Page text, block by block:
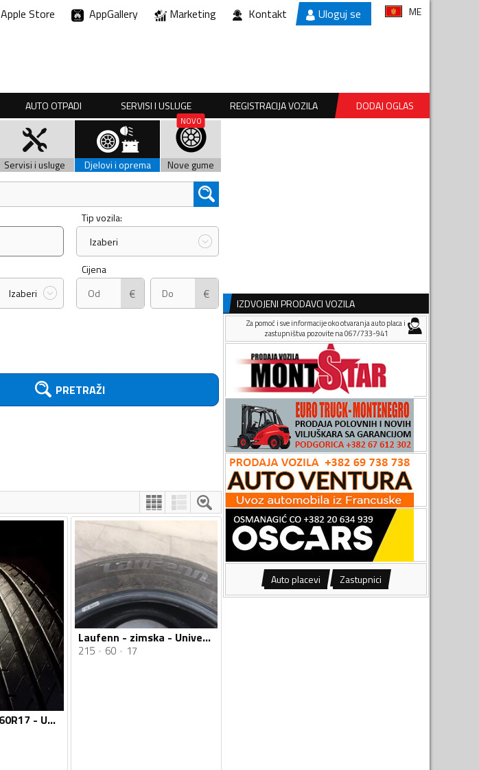
Apple Store AppGallery Marketing Kontakt Uloguj se ME
AUTO OTPADI SERVISI I USLUGE REGISTRACIJA VOZILA DODAJ OGLAS
Servisi i usluge Djelovi i oprema Nove gume
Tip vozila:
Izaberi
Izaberi
Cijena
€ €
PRETRAŽI
Laufenn - 215/60R17 - Univerzalna guma
Laufenn - zimska - Univerzalna guma
215 60 17
IZDVOJENI PRODAVCI VOZILA
Za pomoć i sve informacije oko otvaranja auto placa i
zastupništva pozovite na 067/733-941
Auto placevi Zastupnici